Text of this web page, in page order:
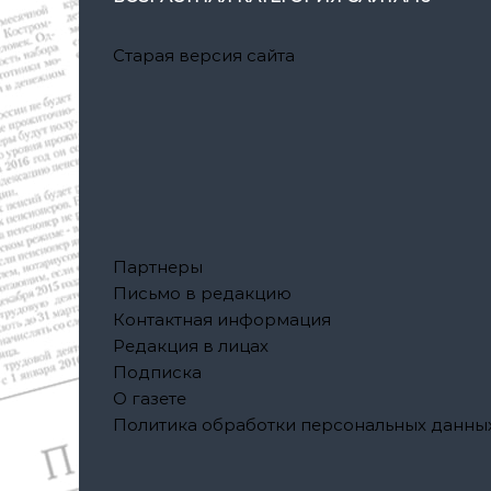
Старая версия сайта
Партнеры
Письмо в редакцию
Контактная информация
Редакция в лицах
Подписка
О газете
Политика обработки персональных